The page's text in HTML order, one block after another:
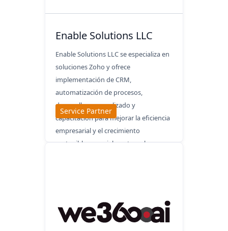
Enable Solutions LLC
Enable Solutions LLC se especializa en
soluciones Zoho y ofrece
implementación de CRM,
automatización de procesos,
desarrollo personalizado y
capacitación para mejorar la eficiencia
empresarial y el crecimiento
sostenible, especialmente en la
Service Partner